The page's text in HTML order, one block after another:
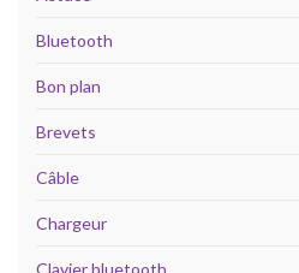
Bluetooth
Bon plan
Brevets
Câble
Chargeur
Clavier bluetooth